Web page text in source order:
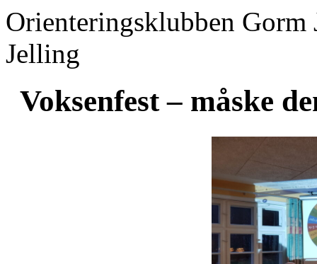
Orienteringsklubben
Jelling
Voksenfest – måske